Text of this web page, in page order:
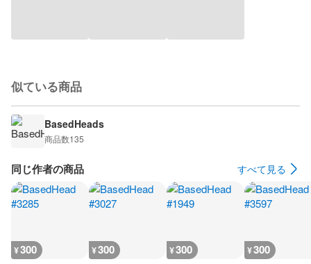
似ている商品
BasedHeads
商品数135
同じ作者の商品 すべて見る
¥300 ¥300 ¥300 ¥300